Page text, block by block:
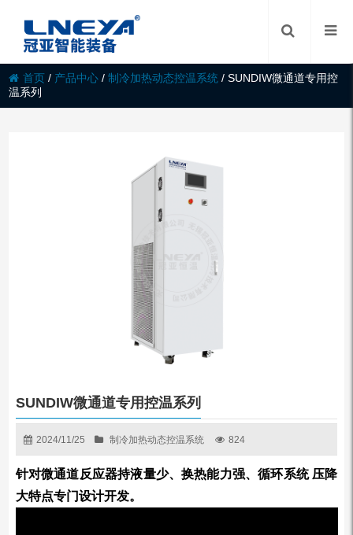
首页 / 产品中心 /制冷加热动态控温系统 /SUNDIW微通道专用控
温系列
SUNDIW微通道专用控温系列
2024/11/25 制冷加热动态控温系统 824
针对微通道反应器持液量少、换热能⼒强、循环系统 压降
⼤特点专门设计开发。